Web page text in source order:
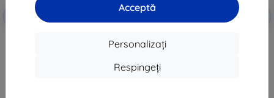
Acceptă
Personalizați
Respingeți
cu cupon
3MK Samsung Galaxy A41 - 3mk
cu cupon
EXTRA10
3MK FlexibleGlass Samsung A41